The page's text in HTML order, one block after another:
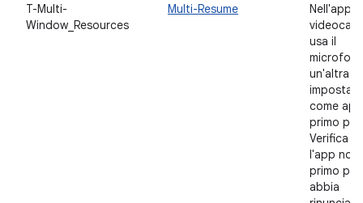
T-Multi-
Window_Resources
Multi-Resume
Nell'app,
usa il
un'altra
impostala
come
primo
Verifica
l'app non
primo
abbia